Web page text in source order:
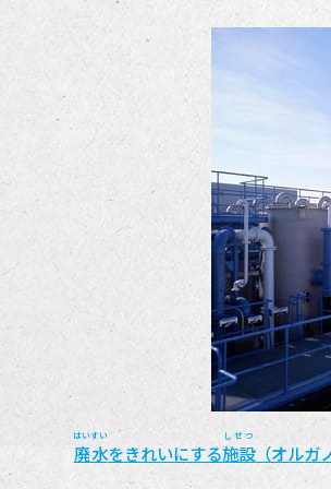
廃水
はいすい
をきれいにする施設
しせつ
（オルガ